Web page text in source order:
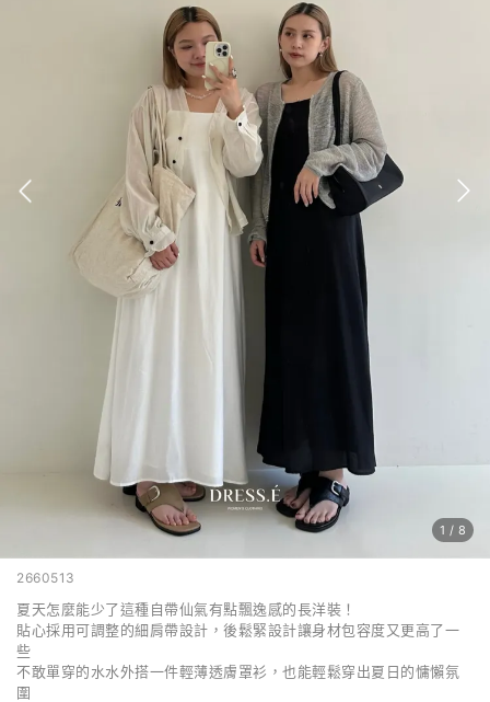
1 / 8
2660513
夏天怎麼能少了這種自帶仙氣有點飄逸感的長洋裝！
貼心採用可調整的細肩帶設計，後鬆緊設計讓身材包容度又更高了一
些
不敢單穿的水水外搭一件輕薄透膚罩衫， 也能輕鬆穿出夏日的慵懶氛
圍